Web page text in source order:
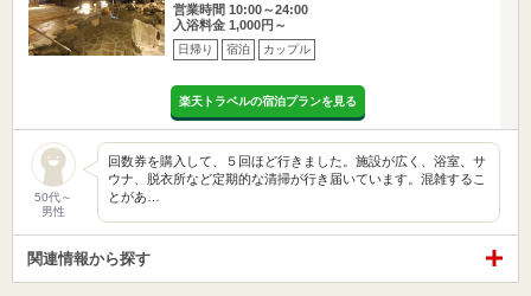
営業時間 10:00～24:00
入浴料金 1,000円～
日帰り 宿泊 カップル
楽天トラベルの宿泊プランを見る
50代～
男性
回数券を購入して、５回ほど行きました。施設が広く、浴室、サ
ウナ、脱衣所など定期的な清掃が行き届いています。混雑するこ
とがあ…
関連情報から探す